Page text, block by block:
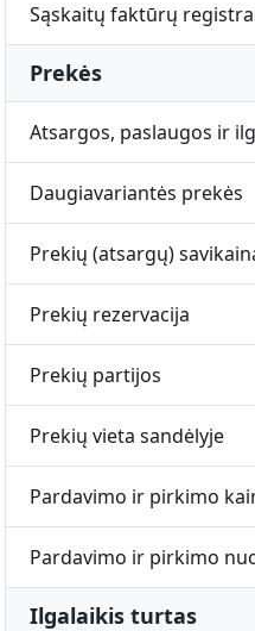
Sąskaitų faktūrų
Prekės
Atsargos, paslaugos ir
Daugiavariantės prekės
Prekių (atsargų)
Prekių rezervacija
Prekių partijos
Prekių vieta sandėlyje
Pardavimo ir pirkimo
Pardavimo ir pirkimo
Ilgalaikis turtas